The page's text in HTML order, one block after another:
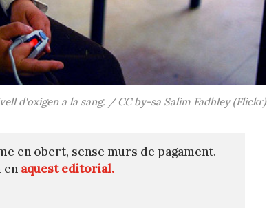
d'oxigen a la sang. / CC by-sa Salim Fadhley (Flickr)
en obert, sense murs de pagament.
en aquest editorial.